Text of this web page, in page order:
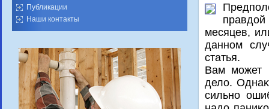
Публикации
Наши контакты
месяцев,
данном
статья.
Вам может
делο.
сильно